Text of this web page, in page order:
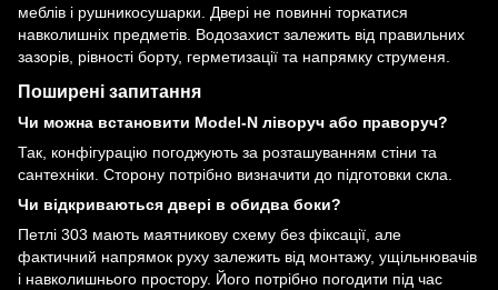
меблів і рушникосушарки. Двері не повинні торкатися
навколишніх предметів. Водозахист залежить від правильних
зазорів, рівності борту, герметизації та напрямку струменя.
Поширені запитання
Чи можна встановити Model-N ліворуч або праворуч?
Так, конфігурацію погоджують за розташуванням стіни та
сантехніки. Сторону потрібно визначити до підготовки скла.
Чи відкриваються двері в обидва боки?
Петлі 303 мають маятникову схему без фіксації, але
фактичний напрямок руху залежить від монтажу, ущільнювачів
і навколишнього простору. Його потрібно погодити під час